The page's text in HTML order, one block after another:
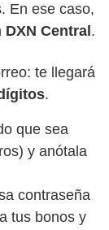
En ese caso,
DXN Central .
te llegará
.
que sea
y anótala
contraseña
tus bonos y